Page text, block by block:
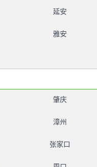
延安
雅安
肇庆
漳州
张家口